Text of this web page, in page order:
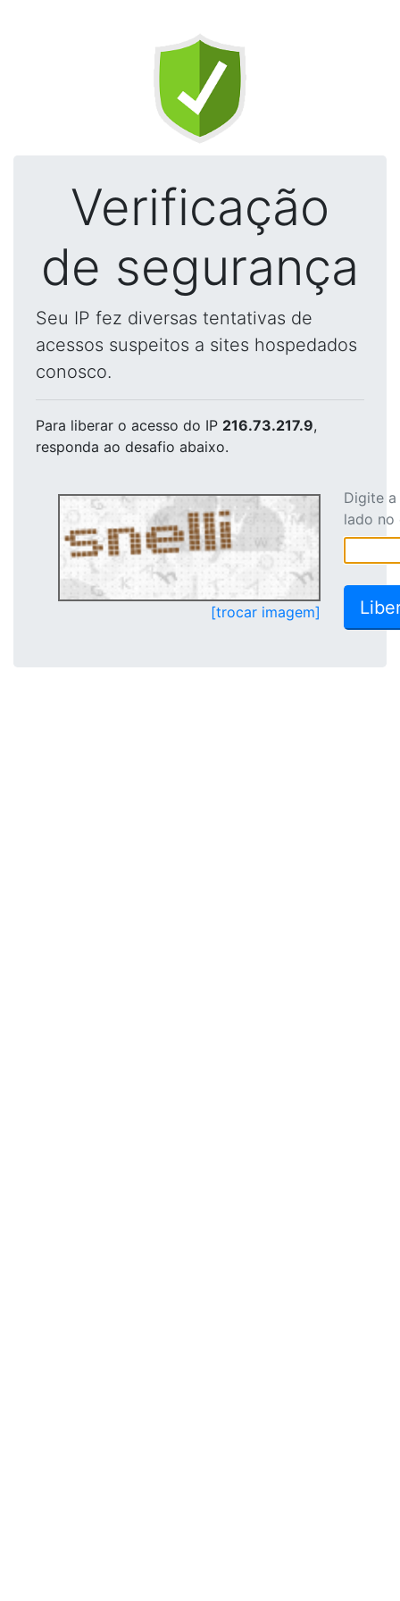
Verificação
de segurança
Seu IP fez diversas tentativas de
acessos suspeitos a sites hospedados
conosco.
Para liberar o acesso do IP 216.73.217.9,
responda ao desafio abaixo.
[trocar imagem]
Digite
lado no